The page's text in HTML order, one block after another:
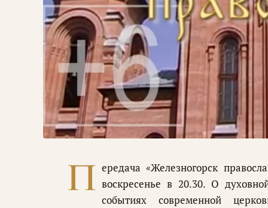
П ередача «Железногорск
воскресенье в 20.30. О
событиях современной